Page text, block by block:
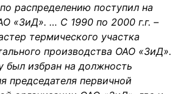
распределению поступил на
«ЗиД». … С 1990 по 2000 г.г. –
термического участка
производства ОАО «ЗиД».
был избран на должность
председателя первичной